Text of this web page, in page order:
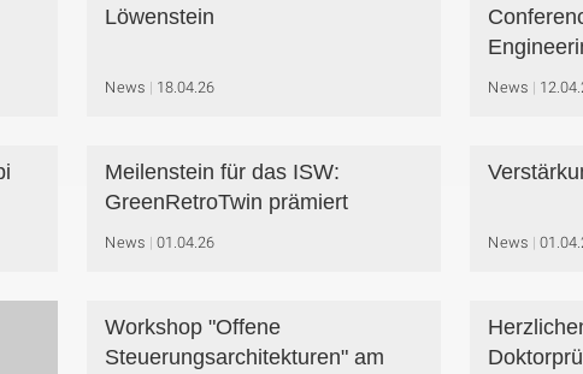
Löwenstein
News 18.04.26 News
Meilenstein für das ISW:
GreenRetroTwin prämiert
News 01.04.26 News
Workshop "Offene
Steuerungsarchitekturen" am